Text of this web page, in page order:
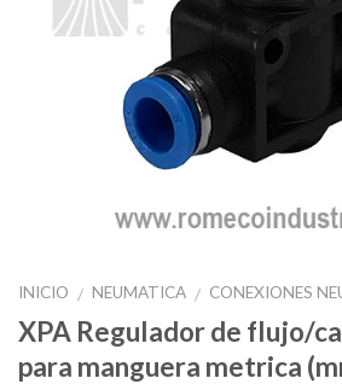
INICIO / NEUMATICA / CONEXIONES
XPA Regulador de flujo/
para manguera metrica